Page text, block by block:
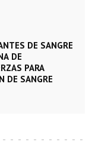
DE SANGRE
DE
PARA
DE SANGRE